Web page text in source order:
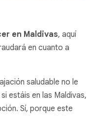
en Maldivas, aquí
en cuanto a
saludable no le
estáis en las Maldivas,
Sí, porque este